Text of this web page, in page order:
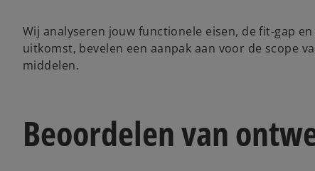
Wij analyseren jouw functionele eisen, de fit-gap
uitkomst, bevelen een aanpak aan voor de scope
middelen.
Beoordelen van